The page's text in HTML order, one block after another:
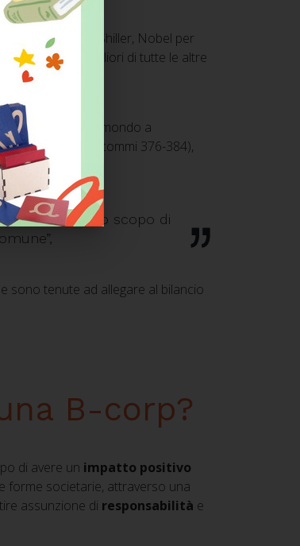
che Robert J. Shiller, Nobel per
economici migliori di tutte le altre
paese al mondo a
2015, n. 208 (commi 376-384),
oltre allo scopo di
sono tenute ad allegare al bilancio
B-corp?
di avere un impatto positivo
forme societarie, attraverso una
assunzione di responsabilità e